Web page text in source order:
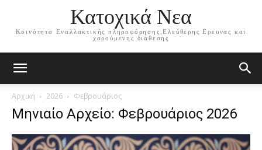
Κατοχικά Νεα
Κοινότητα Εναλλακτικής πληροφόρησης,Ελεύθερης Ερευνας και
χαρούμενης διάθεσης
Αρχική 2026 Φεβρουάριος
Μηνιαίο Αρχείο: Φεβρουάριος 2026